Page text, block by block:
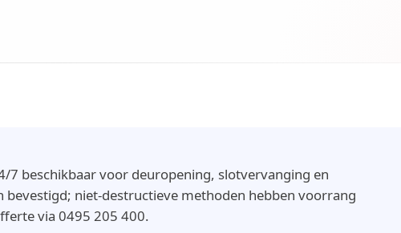
7 beschikbaar voor deuropening, slotvervanging en
niet-destructieve methoden hebben voorrang
via 0495 205 400.